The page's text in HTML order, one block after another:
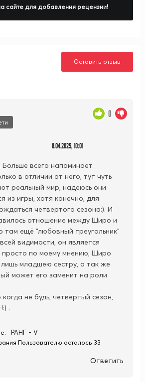
сайте для добавления рецензии!
Оставить отзыв
8.04.2025, 10:01
всего напоминает
в отличии от него, тут чуть
реальный мир, надеюсь они
из игры, хотя конечно, для
четвертого сезона:). И
отношение между Широ и
там ещё "любовный треугольник"
видимости, он является
просто по моему мнению, Широ
младшею сестру, а так же
может его заменит на роли
не будь, четвертый сезон,
.
0
РАНГ - V
Пользователю осталось 33
Ответить